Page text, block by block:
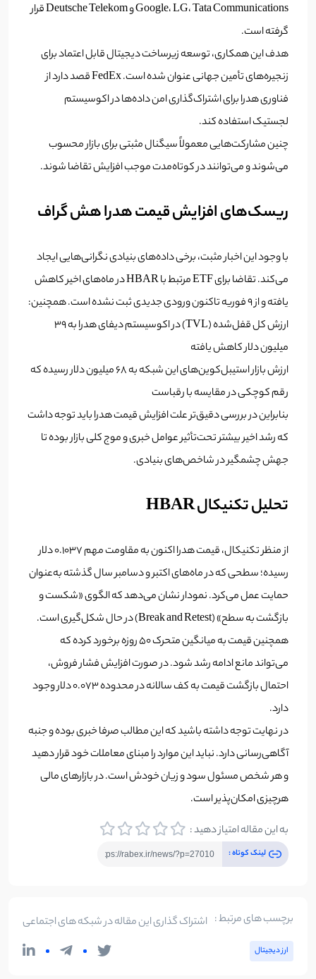
Google، LG، Tata Communications و Deutsche Telekom قرار
گرفته است.
هدف این همکاری، توسعه زیرساخت دیجیتال قابل اعتماد برای
زنجیره‌های تأمین جهانی عنوان شده است. FedEx قصد دارد از
فناوری هدرا برای اشتراک‌گذاری امن داده‌ها در اکوسیستم
لجستیک استفاده کند.
چنین مشارکت‌هایی معمولاً سیگنال مثبتی برای بازار محسوب
می‌شوند و می‌توانند در کوتاه‌مدت موجب افزایش تقاضا شوند.
ریسک‌های افزایش قیمت هدرا هش گراف
با وجود این اخبار مثبت، برخی داده‌های بنیادی نگرانی‌هایی ایجاد
می‌کند. تقاضا برای ETF مرتبط با HBAR در ماه‌های اخیر کاهش
یافته و از ۹ فوریه تاکنون ورودی جدیدی ثبت نشده است. همچنین:
ارزش کل قفل‌شده (TVL) در اکوسیستم دیفای هدرا به ۳۹
میلیون دلار کاهش یافته
ارزش بازار استیبل‌کوین‌های این شبکه به ۶۸ میلیون دلار رسیده که
رقم کوچکی در مقایسه با رقباست
بنابراین در بررسی دقیق‌تر علت افزایش قیمت هدرا باید توجه داشت
که رشد اخیر بیشتر تحت‌تأثیر عوامل خبری و موج کلی بازار بوده تا
جهش چشمگیر در شاخص‌های بنیادی.
تحلیل تکنیکال HBAR
از منظر تکنیکال، قیمت هدرا اکنون به مقاومت مهم ۰.۱۰۳۷ دلار
رسیده؛ سطحی که در ماه‌های اکتبر و دسامبر سال گذشته به‌عنوان
حمایت عمل می‌کرد. نمودار نشان می‌دهد که الگوی «شکست و
بازگشت به سطح» (Break and Retest) در حال شکل‌گیری است.
همچنین قیمت به میانگین متحرک ۵۰ روزه برخورد کرده که
می‌تواند مانع ادامه رشد شود. در صورت افزایش فشار فروش،
احتمال بازگشت قیمت به کف سالانه در محدوده ۰.۰۷۳ دلار وجود
دارد.
در نهایت توجه داشته باشید که این مطالب صرفا خبری بوده و جنبه
آگاهی‌رسانی دارد. نباید این موارد را مبنای معاملات خود قرار دهید
و هر شخص مسئول سود و زیان خودش است. در بازارهای مالی
هرچیزی امکان‌پذیر است.
به این مقاله امتیاز دهید :
لینک کوتاه :
برچسب های مرتبط :
ارز دیجیتال
اشتراک گذاری این مقاله در شبکه های اجتماعی